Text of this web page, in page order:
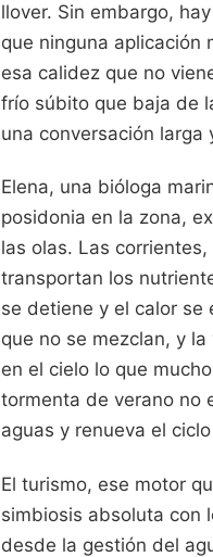
llover. Sin embargo,
que ninguna aplicación
esa calidez que no
frío súbito que baja de
una conversación larga
Elena, una bióloga
posidonia en la zona,
las olas. Las
transportan los
se detiene y el calor se
que no se mezclan, y
en el cielo lo que
tormenta de verano no
aguas y renueva el
El turismo, ese motor
simbiosis absoluta con
desde la gestión del